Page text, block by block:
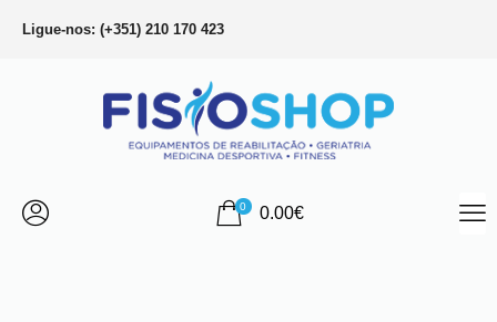
Ligue-nos: (+351) 210 170 423
0 0.00€